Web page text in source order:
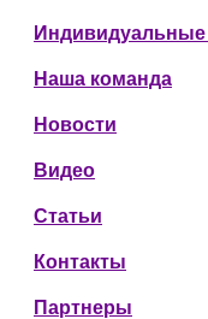
Наша команда
Новости
Видео
Статьи
Контакты
Партнеры